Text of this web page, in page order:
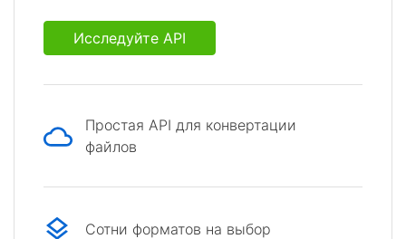
Исследуйте API
Простая API для конвертации
файлов
Сотни форматов на выбор